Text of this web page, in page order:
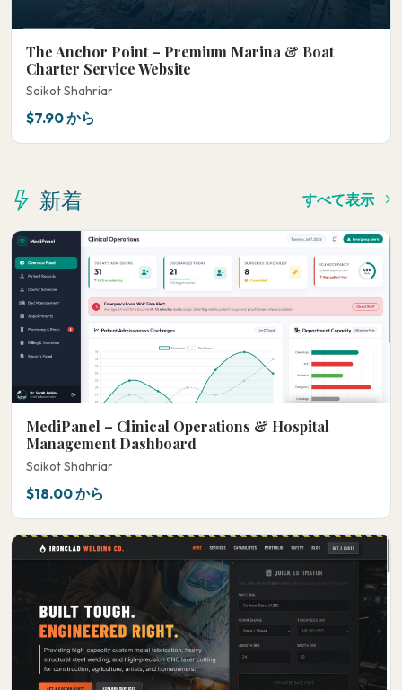
The Anchor Point – Premium Marina & Boat
Charter Service Website
Soikot Shahriar
$7.90 から
新着 すべて表示
MediPanel – Clinical Operations & Hospital
Management Dashboard
Soikot Shahriar
$18.00 から